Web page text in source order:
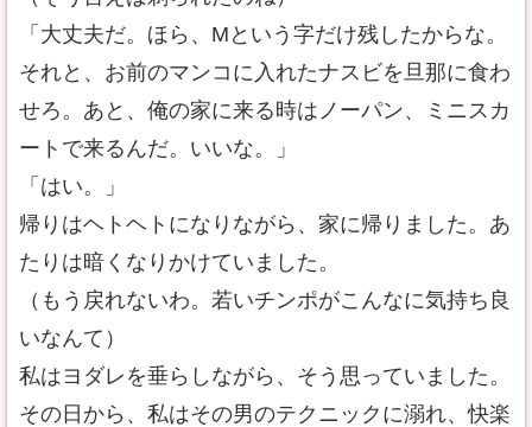
「大丈夫だ。ほら、Mという字だけ残したからな。
それと、お前のマンコに入れたナスビを旦那に食わ
せろ。あと、俺の家に来る時はノーパン、ミニスカ
ートで来るんだ。いいな。」
「はい。」
帰りはヘトヘトになりながら、家に帰りました。あ
たりは暗くなりかけていました。
（もう戻れないわ。若いチンポがこんなに気持ち良
いなんて）
私はヨダレを垂らしながら、そう思っていました。
その日から、私はその男のテクニックに溺れ、快楽